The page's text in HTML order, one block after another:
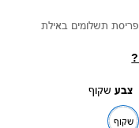
פריסת תשלומים באילת
?
צבע שקוף
שקוף